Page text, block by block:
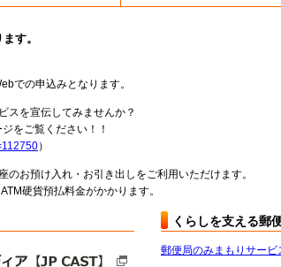
す。
での申込みとなります。
スを宣伝してみませんか？
をご覧ください！！
）
お預け入れ・お引き出しをご利用いただけます。
硬貨預払料金がかかります。
くらしを支える郵
郵便局のみまもりサービ